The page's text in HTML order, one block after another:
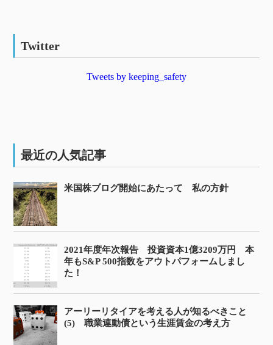
Twitter
Tweets by keeping_safety
最近の人気記事
米国株ブログ開始にあたって 私の方針
2021年度年次報告 投資資本1億3209万円 本
年もS&P 500指数をアウトパフォームしまし
た！
アーリーリタイアを考える人が知るべきこと
(5) 職業連動債という生涯賃金の考え方